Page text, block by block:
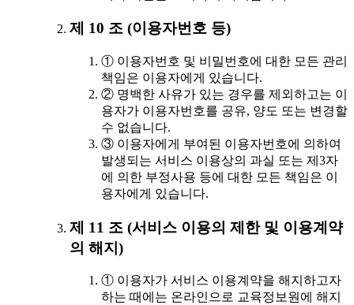
제 10 조 (이용자번호 등)
① 이용자번호 및 비밀번호에 대한 모든 관리
책임은 이용자에게 있습니다.
② 명백한 사유가 있는 경우를 제외하고는 이
용자가 이용자번호를 공유, 양도 또는 변경할
수 없습니다.
③ 이용자에게 부여된 이용자번호에 의하여
발생되는 서비스 이용상의 과실 또는 제3자
에 의한 부정사용 등에 대한 모든 책임은 이
용자에게 있습니다.
제 11 조 (서비스 이용의 제한 및 이용계약
의 해지)
① 이용자가 서비스 이용계약을 해지하고자
하는 때에는 온라인으로 교육정보원에 해지